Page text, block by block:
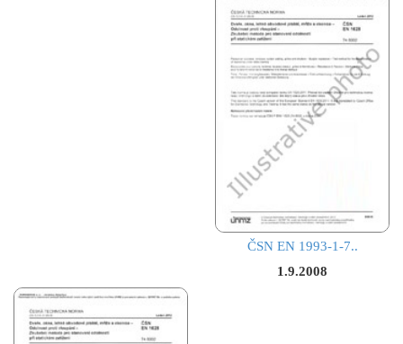
ČSN EN 1993-1-7..
1.9.2008